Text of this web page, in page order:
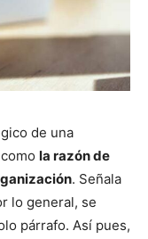
de una
la razón de
. Señala
lo general, se
párrafo. Así pues,